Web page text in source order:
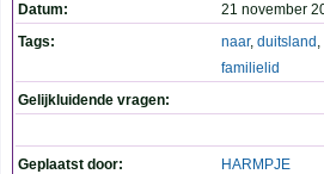
Datum:
21 november
Tags:
naar, duitsland ,
familielid
Gelijkluidende vragen:
Geplaatst door: HARMPJE